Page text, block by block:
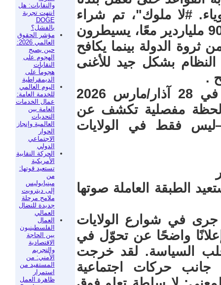
والنقابات: هل
انتهت تجربة
DOGE
بالفشل؟
مؤشر الحقوق
العالمي 2026:
حين يصبح
الهجوم على
النقابات
هجوماً على
الديمقراطية
اليوم العالمي
للخدمة العامة:
عمال الخدمات
العامة بين
التحديات
العالمية وإنجاز
الحوار
الاجتماعي
الدولي
الحركة النقابية
الأمريكية
تستعيد قوتها:
من
مينيابوليس
إلى ديترويت
ملامح مرحلة
جديدة للنضال
العمالي
العمال
الفلسطينيون
بين الحاجة
الاقتصادية
والتجريم
الأمني: من
المستفيد من
استمرار
ظاهرة العمل
#لا ملوك"، تم شراء
نظامنا من قبل مجموعة مكونة من 900 ملياردير معًا، يسيطرون
دولار من ثروة الدولة بينما يكافح
النظام بشكل جيد للأغنى
.
لذلك لم تكن تظاهرات “لا ملوك” في 28 آذار/مارس 2026
لحظة مفصلية تكشف عن
فقط في الولايات
الطبقة العاملة صوتها
ما جرى في شوارع الولايات
واضحًا عن تحوّل في
قلب السياسة. لقد خرجت
جانب حركات اجتماعية